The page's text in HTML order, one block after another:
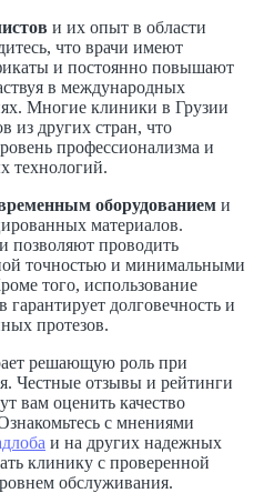
и их опыт в области
что врачи имеют
и постоянно повышают
в международных
Многие клиники в Грузии
из других стран, что
профессионализма и
технологий.
оборудованием и
материалов.
позволяют проводить
точностью и минимальными
того, использование
гарантирует долговечность и
протезов.
решающую роль при
Честные отзывы и рейтинги
вам оценить качество
с мнениями
и на других надежных
клинику с проверенной
обслуживания.